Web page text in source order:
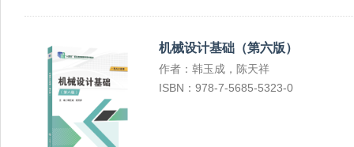
机械设计基础（第六版）
作者：韩玉成，陈天祥
ISBN：978-7-5685-5323-0